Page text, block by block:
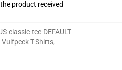
product received
classic-tee-DEFAULT
Vulfpeck T-Shirts,